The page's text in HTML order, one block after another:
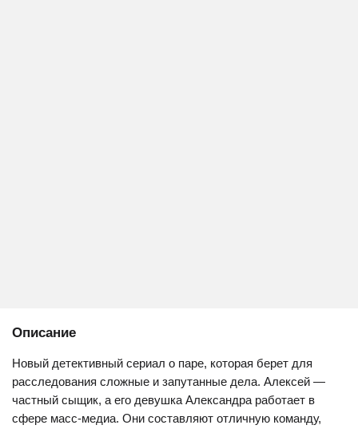
Описание
Новый детективный сериал о паре, которая берет для
расследования сложные и запутанные дела. Алексей —
частный сыщик, а его девушка Александра работает в
сфере масс-медиа. Они составляют отличную команду,